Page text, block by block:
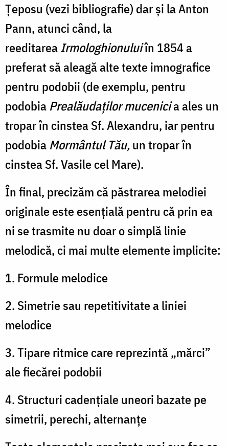
Țeposu (vezi bibliografie) dar și la Anton
Pann, atunci când, la
reeditareaIrmologhionuluiîn 1854 a
preferat să aleagă alte texte imnografice
pentru podobii (de exemplu, pentru
podobia Prealăudaților mucenicia ales un
tropar în cinstea Sf. Alexandru, iar pentru
podobia Mormântul Tău,un tropar în
cinstea Sf. Vasile cel Mare).
În final, precizăm că păstrarea melodiei
originale este esențială pentru că prin ea
ni se trasmite nu doar o simplă linie
melodică, ci mai multe elemente implicite:
1. Formule melodice
2. Simetrie sau repetitivitate a liniei
melodice
3. Tipare ritmice care reprezintă „mărci”
ale fiecărei podobii
4. Structuri cadențiale uneori bazate pe
simetrii, perechi, alternanțe